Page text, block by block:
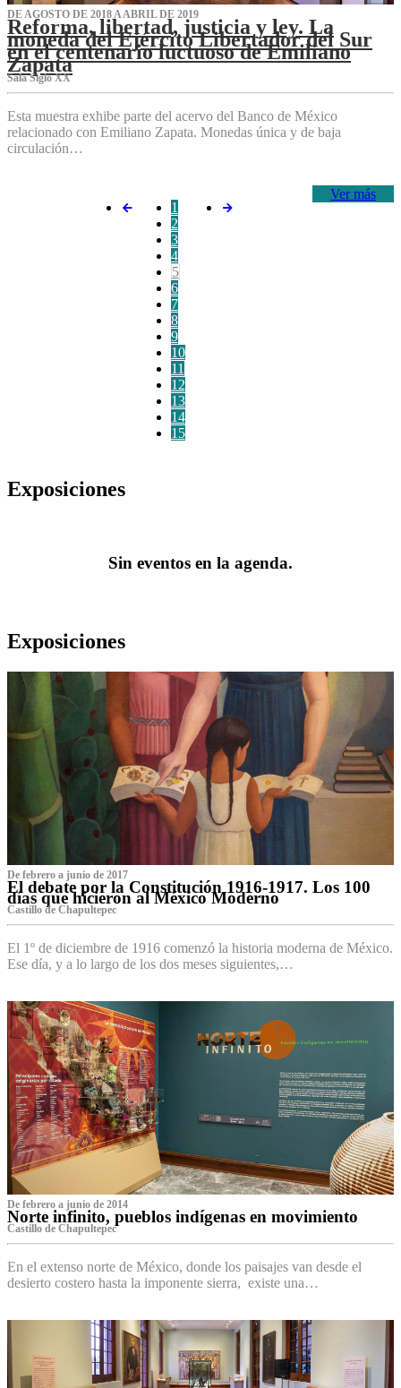
DE AGOSTO DE 2018 A ABRIL DE 2019
Reforma, libertad, justicia y ley. La
moneda del Ejército Libertador del Sur
en el centenario luctuoso de Emiliano
Zapata
Sala Siglo XX
Esta muestra exhibe parte del acervo del Banco de México
relacionado con Emiliano Zapata. Monedas única y de baja
circulación…
Ver más
1
2
3
4
5
6
7
8
9
10
11
12
13
14
15
Exposiciones
Sin eventos en la agenda.
Exposiciones
De febrero a junio de 2017
El debate por la Constitución 1916-1917. Los 100
días que hicieron al México Moderno
Castillo de Chapultepec
El 1º de diciembre de 1916 comenzó la historia moderna de México.
Ese día, y a lo largo de los dos meses siguientes,…
De febrero a junio de 2014
Norte infinito, pueblos indígenas en movimiento
Castillo de Chapultepec
En el extenso norte de México, donde los paisajes van desde el
desierto costero hasta la imponente sierra, existe una…